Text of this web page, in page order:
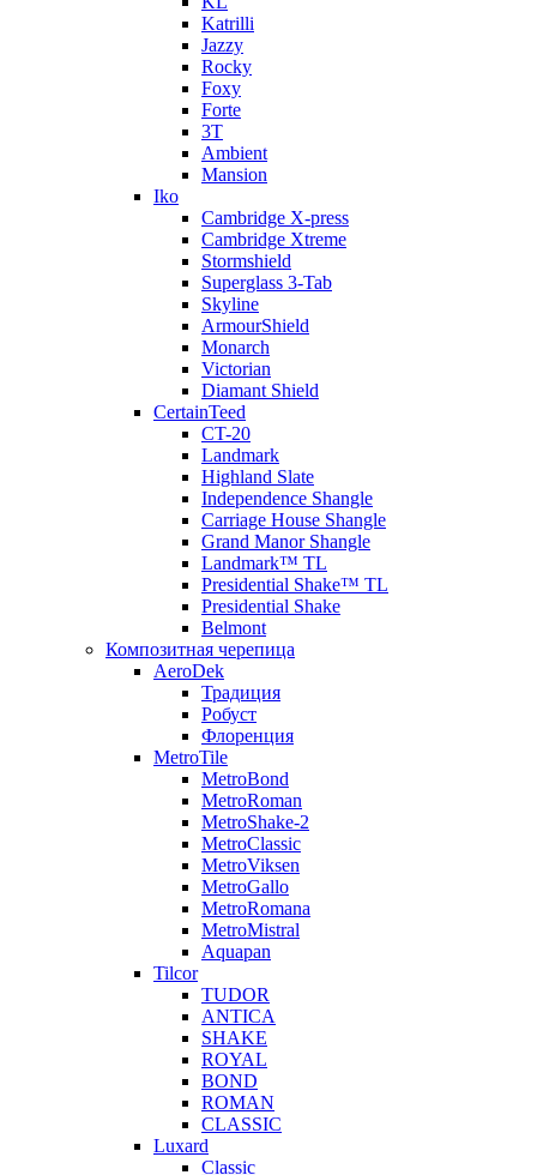
Katrilli
Jazzy
Rocky
Foxy
Forte
3T
Ambient
Mansion
Iko
Cambridge X-press
Cambridge Xtreme
Stormshield
Superglass 3-Tab
Skyline
ArmourShield
Monarch
Victorian
Diamant Shield
CertainTeed
CT-20
Landmark
Highland Slate
Independence Shangle
Carriage House Shangle
Grand Manor Shangle
Landmark™ TL
Presidential Shake™ TL
Presidential Shake
Belmont
Композитная черепица
AeroDek
Традиция
Робуст
Флоренция
MetroTile
MetroBond
MetroRoman
MetroShake-2
MetroClassic
MetroViksen
MetroGallo
MetroRomana
MetroMistral
Aquapan
Tilcor
TUDOR
ANTICA
SHAKE
ROYAL
BOND
ROMAN
CLASSIC
Luxard
Classic